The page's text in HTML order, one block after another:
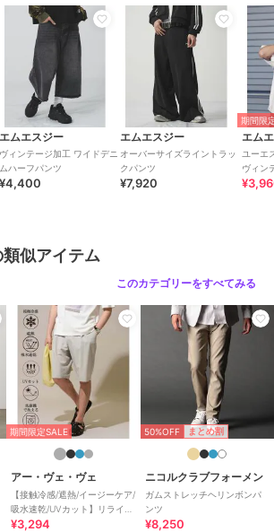
パンツ ／ その他パンツ
メンズ
パンツ
ブラック、ヴィンテージブラッ
ク、アッシュ、ワイン、ピンク
S,M,L,XL
ポリエステル：100％
商品のお取り扱い方法
ポリエステル素材/
ワイド・バギ
イル/ アウトドア/バスケット
ボール
/フットサル
サッカー
ハーフ ひざ丈
その他パンツ
ポリエステル素材 /
刺繍 洗える /ワイド・バギ
ー/ミッドライズ/ライフスタ
アウトドア
ボール /フットサル
サッカー
/ハーフ ひざ丈
エムエスジー
ヴィンテージ加工 ワイドデニ
ムハーフパンツ
¥4,400
エムエスジー
オーバーサイズライントラッ
クパンツ
¥7,920
期間限
エム
ユーエ
ヴィン
ィック
似アイテム
このカテゴリーをすべてみる
期間限定SALE
アー・ヴェ・ヴェ
【接触冷感/遮熱/イージーケア/
吸水速乾/UVカット】リライ
ト １タックハーフパンツ
¥3,294
50%OFF まとめ割
ニコルクラブフォーメン
ガムストレッチヘリンボンパ
ンツ
¥8,250